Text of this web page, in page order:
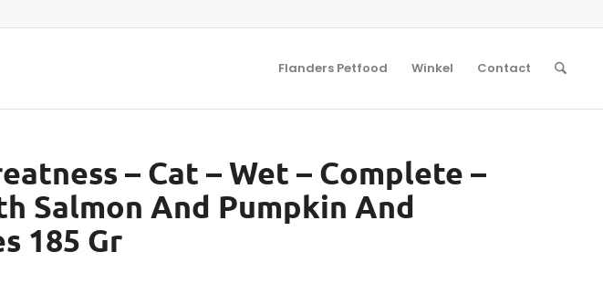
Flanders Petfood Winkel Contact
– Cat – Wet – Complete –
Salmon And Pumpkin And
185 Gr